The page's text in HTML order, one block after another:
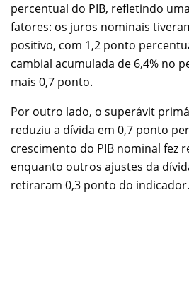
percentual do PIB, refletindo
fatores: os juros nominais
positivo, com 1,2 ponto
cambial acumulada de 6,4% no
mais 0,7 ponto.
Por outro lado, o superávit
reduziu a dívida em 0,7 ponto
crescimento do PIB nominal fez
enquanto outros ajustes da
retiraram 0,3 ponto do indicador.